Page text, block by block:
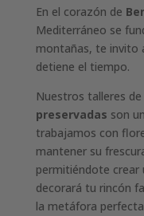
En el corazón de
Mediterráneo se
montañas, te invito
detiene el tiempo.
Nuestros talleres de
preservadas son
trabajamos con
mantener su
permitiéndote crear
decorará tu rincón
la metáfora